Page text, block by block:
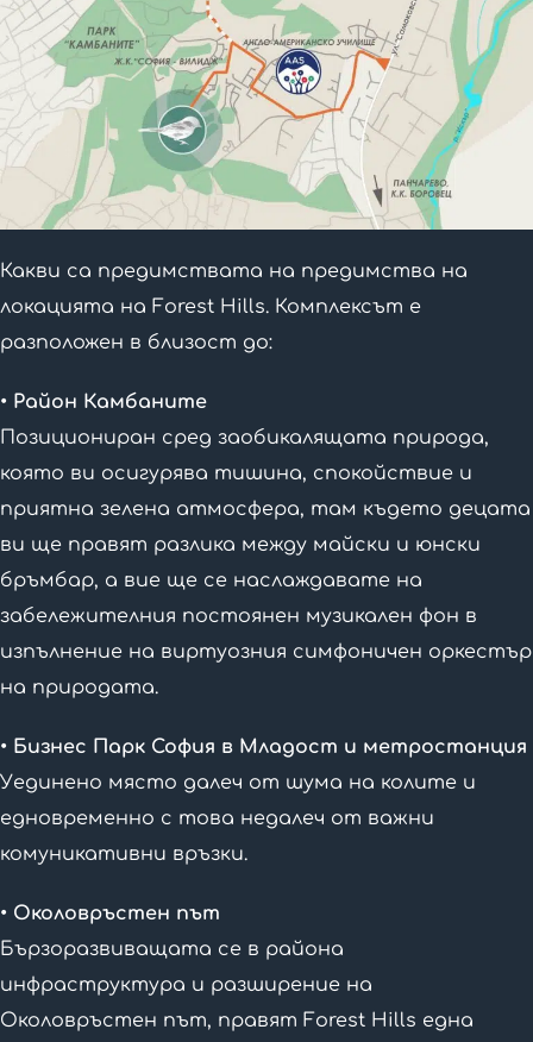
Какви са предимствата на предимства на
локацията на Forest Hills. Комплексът e
разположен в близост до:
• Район Камбаните
Позициониран сред заобикалящата природа,
която ви осигурява тишина, спокойствие и
приятна зелена атмосфера, там където децата
ви ще правят разлика между майски и юнски
бръмбар, а вие ще се наслаждавате на
забележителния постоянен музикален фон в
изпълнение на виртуозния симфоничен оркестър
на природата.
• Бизнес Парк София в Младост и метростанция
Уединено място далеч от шума на колите и
едновременно с това недалеч от важни
комуникативни връзки.
• Околовръстен път
Бързоразвиващата се в района
инфраструктура и разширение на
Околовръстен път, правят Forest Hills една